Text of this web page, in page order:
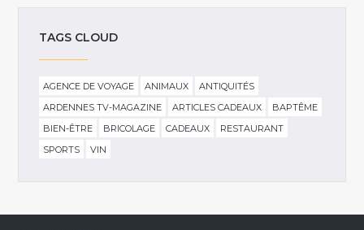
TAGS CLOUD
AGENCE DE VOYAGE ANIMAUX
ANTIQUITÉS
ARDENNES TV-MAGAZINE
ARTICLES CADEAUX
BAPTÊME
BIEN-ÊTRE
BRICOLAGE CADEAUX
RESTAURANT
SPORTS
VIN